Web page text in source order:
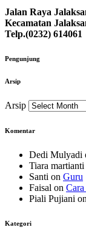
Jalan Raya
Kecamatan
Telp.(0232) 614061
Pengunjung
Arsip
Arsip
Komentar
Dedi Mulyadi
Tiara martianti
Santi on Guru
Faisal on
Piali Pujiani on
Kategori